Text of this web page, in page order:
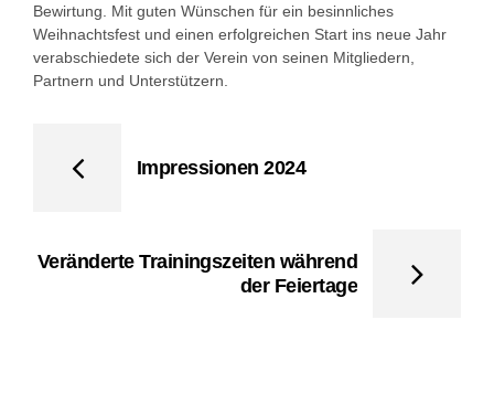
Bewirtung. Mit guten Wünschen für ein besinnliches
Weihnachtsfest und einen erfolgreichen Start ins neue Jahr
verabschiedete sich der Verein von seinen Mitgliedern,
Partnern und Unterstützern.
Impressionen 2024
Veränderte Trainingszeiten während
der Feiertage